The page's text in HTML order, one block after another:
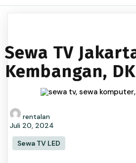
Sewa TV
Kembangan,
rentalan
Juli 20, 2024
Sewa TV LED